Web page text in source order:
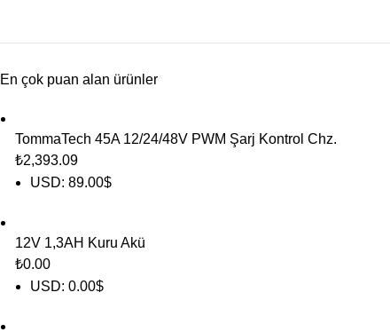
En çok puan alan ürünler
TommaTech 45A 12/24/48V PWM Şarj Kontrol Chz.
₺2,393.09
USD: 89.00$
12V 1,3AH Kuru Akü
₺0.00
USD: 0.00$